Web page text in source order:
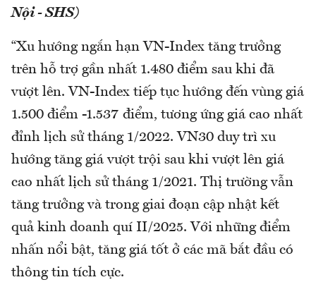
Nội - SHS)
“Xu hướng ngắn hạn VN-Index tăng trưởng
trên hỗ trợ gần nhất 1.480 điểm sau khi đã
vượt lên. VN-Index tiếp tục hướng đến vùng giá
1.500 điểm -1.537 điểm, tương ứng giá cao nhất
đỉnh lịch sử tháng 1/2022. VN30 duy trì xu
hướng tăng giá vượt trội sau khi vượt lên giá
cao nhất lịch sử tháng 1/2021. Thị trường vẫn
tăng trưởng và trong giai đoạn cập nhật kết
quả kinh doanh quí II/2025. Với những điểm
nhấn nổi bật, tăng giá tốt ở các mã bắt đầu có
thông tin tích cực.